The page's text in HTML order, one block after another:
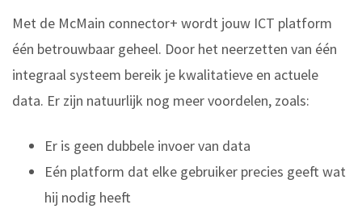
Met de McMain connector+ wordt jouw ICT platform
één betrouwbaar geheel. Door het neerzetten van één
integraal systeem bereik je kwalitatieve en actuele
data. Er zijn natuurlijk nog meer voordelen, zoals:
Er is geen dubbele invoer van data
Eén platform dat elke gebruiker precies geeft wat
hij nodig heeft